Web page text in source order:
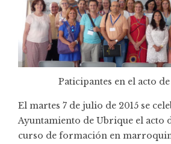
Paticipantes en el acto
El martes 7 de julio de 2015 se
Ayuntamiento de Ubrique el acto
curso de formación en